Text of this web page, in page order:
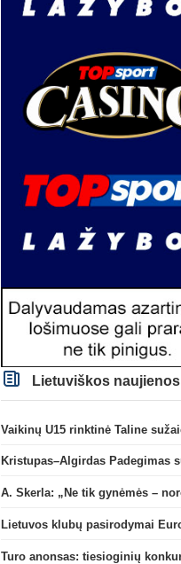
Lietuviškos naujienos